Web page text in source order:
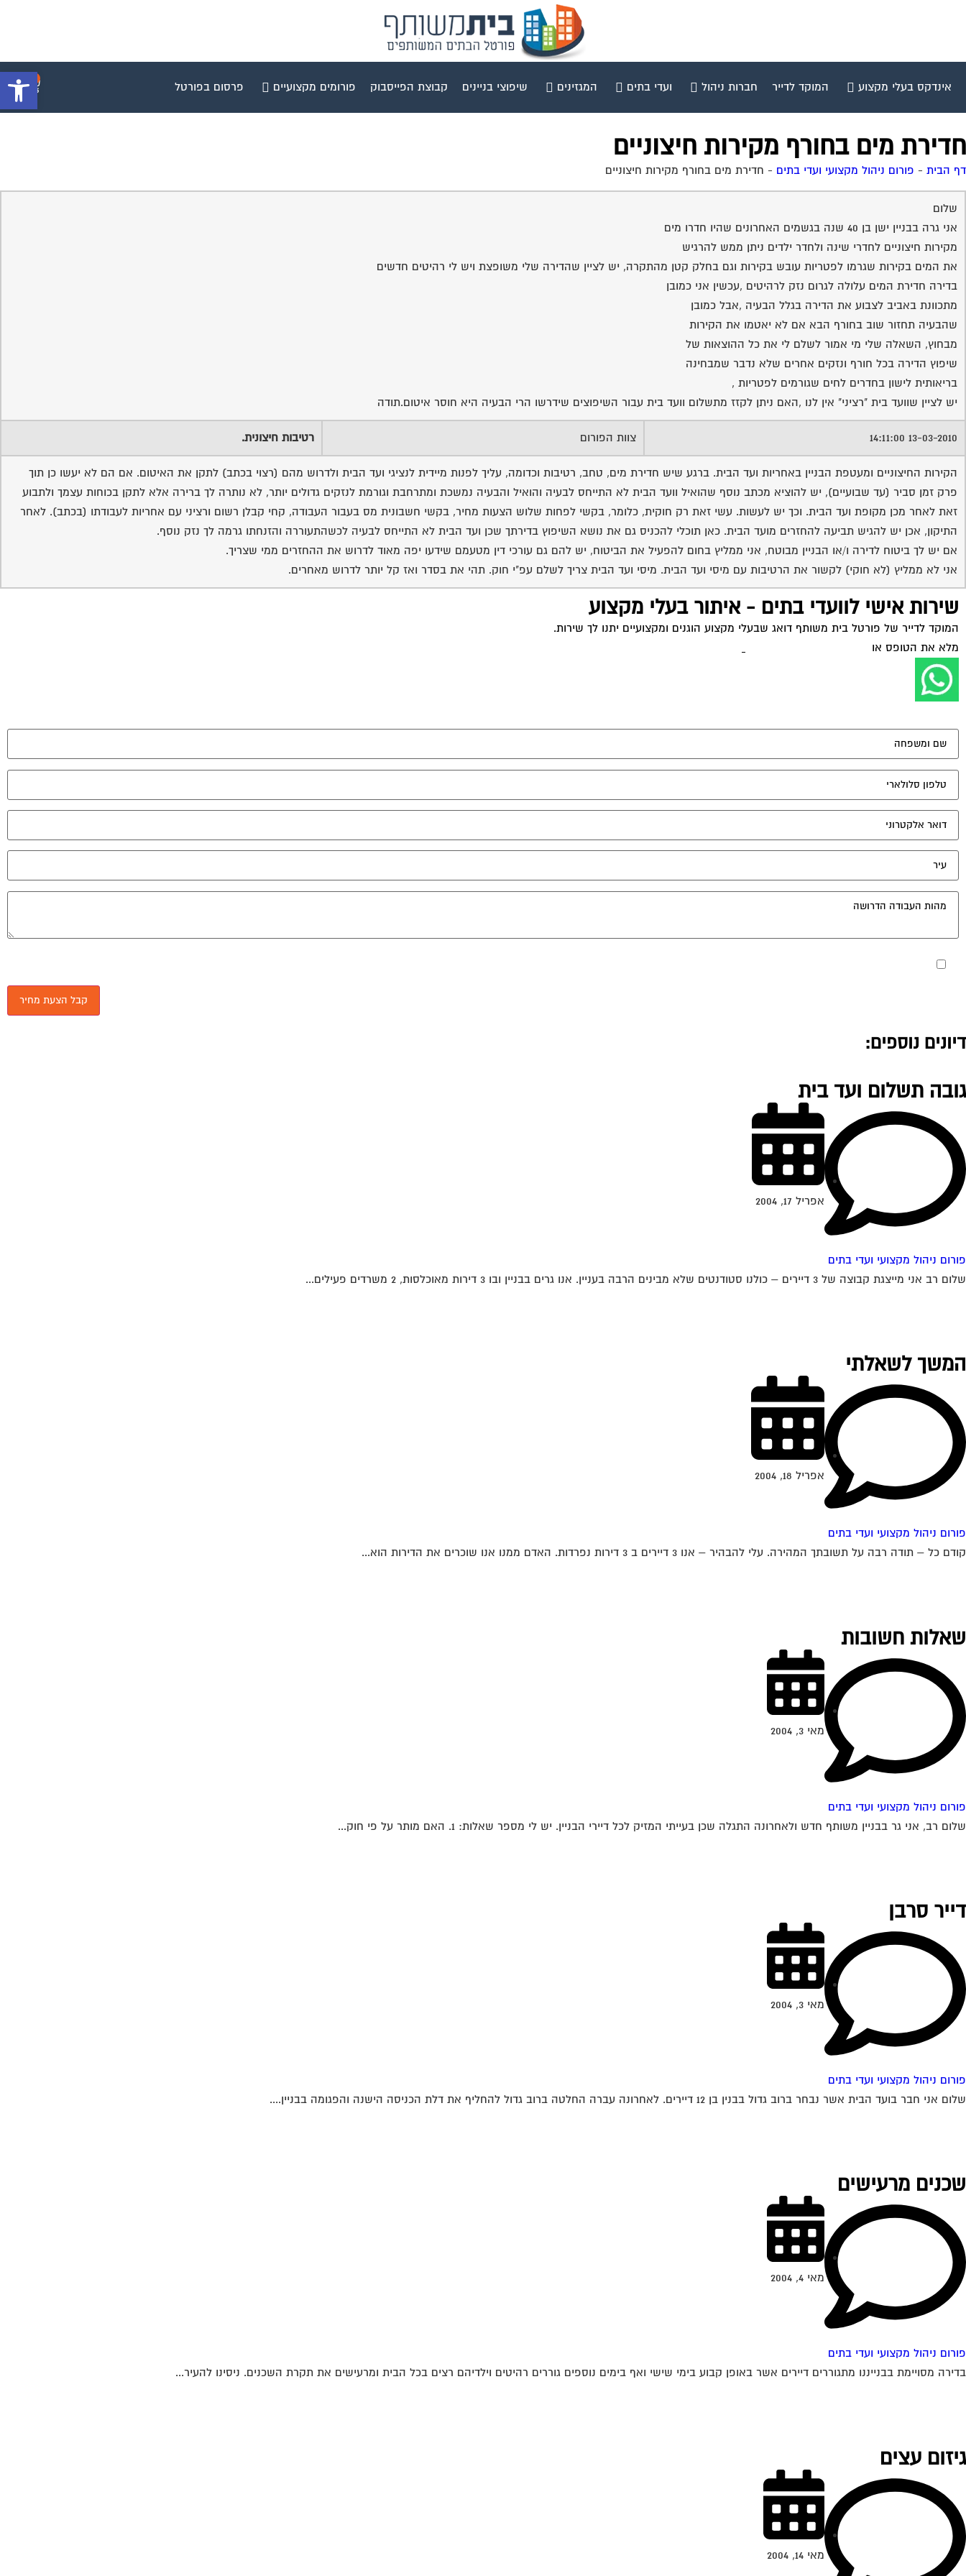
פתח אינדקס בעלי מקצוע המוקד לדייר חברות ניהול ועדי בתים המגזינים שיפוצי בניינים קבוצת הפייסבוק פורומים מקצועיים פרסום בפורטל
חדירת מים בחורף מקירות חיצוניים
דף הבית - פורום ניהול מקצועי ועדי בתים - חדירת מים בחורף מקירות חיצוניים
שלום
אני גרה בבניין ישן בן 40 שנה בגשמים האחרונים שהיו חדרו מים
מקירות חיצוניים לחדרי שינה ולחדר ילדים ניתן ממש להרגיש
את המים בקירות שגרמו לפטריות עובש בקירות וגם בחלק קטן מהתקרה, יש לציין שהדירה שלי משופצת ויש לי רהיטים חדשים
בדירה חדירת המים עלולה לגרום נזק לרהיטים ,עכשין אני כמובן
מתכוונת באביב לצבוע את הדירה בגלל הבעיה ,אבל כמובן
שהבעיה תחזור שוב בחורף הבא אם לא יאטמו את הקירות
מבחוץ, השאלה שלי מי אמור לשלם לי את כל ההוצאות של
שיפוץ הדירה בכל חורף ונזקים אחרים שלא נדבר שמבחינה
בריאותית לישון בחדרים לחים שגורמים לפטריות ,
יש לציין שוועד בית "רציני" אין לנו ,האם ניתן לקזז מתשלום וועד בית עבור השיפוצים שידרשו הרי הבעיה היא חוסר איטום.תודה
13-03-2010 14:11:00 צוות הפורום רטיבות חיצונית.
הקירות החיצוניים ומעטפת הבניין באחריות ועד הבית. ברגע שיש חדירת מים, טחב, רטיבות וכדומה, עליך לפנות מיידית לנציגי ועד הבית ולדרוש מהם (רצוי בכתב) לתקן את האיטום. אם הם לא יעשו כן תוך
פרק זמן סביר (עד שבועיים), יש להוציא מכתב נוסף שהואיל וועד הבית לא התייחס לבעיה והואיל והבעיה נמשכת ומתרחבת וגורמת לנזקים גדולים יותר, לא נותרה לך ברירה אלא לתקן בכוחות עצמך ולתבוע
זאת לאחר מכן מקופת ועד הבית. וכך יש לעשות. עשי זאת רק חוקית, כלומר, בקשי לפחות שלוש הצעות מחיר, בקשי חשבונית מס בעבור העבודה, קחי קבלן רשום ורציני עם אחריות לעבודתו (בכתב). לאחר
התיקון, אכן יש להגיש תביעה להחזרים מועד הבית. כאן תוכלי להכניס גם את נושא השיפוץ בדירתך שכן ועד הבית לא התייחס לבעיה לכשהתעוררה והזנחתו גרמה לך נזק נוסף.
אם יש לך ביטוח לדירה ו/או הבניין מבוטח, אני ממליץ בחום להפעיל את הביטוח, יש להם גם עורכי דין מטעמם שידעו יפה מאוד לדרוש את ההחזרים ממי שצריך.
אני לא ממליץ (לא חוקי) לקשור את הרטיבות עם מיסי ועד הבית. מיסי ועד הבית צריך לשלם עפ"י חוק. תהי את בסדר ואז קל יותר לדרוש מאחרים.
שירות אישי לוועדי בתים - איתור בעלי מקצוע
המוקד לדייר של פורטל בית משותף דואג שבעלי מקצוע הוגנים ומקצועיים יתנו לך שירות.
מלא את הטופס או
דיונים נוספים:
גובה תשלום ועד בית
פורום ניהול מקצועי ועדי בתים
אפריל 17, 2004
שלום רב אני מייצגת קבוצה של 3 דיירים – כולנו סטודנטים שלא מבינים הרבה בעניין. אנו גרים בבניין ובו 3 דירות מאוכלסות, 2 משרדים פעילים...
המשך לשאלתי
פורום ניהול מקצועי ועדי בתים
אפריל 18, 2004
קודם כל – תודה רבה על תשובתך המהירה. עלי להבהיר – אנו 3 דיירים ב 3 דירות נפרדות. האדם ממנו אנו שוכרים את הדירות הוא...
שאלות חשובות
פורום ניהול מקצועי ועדי בתים
מאי 3, 2004
שלום רב, אני גר בבניין משותף חדש ולאחרונה התגלה שכן בעייתי המזיק לכל דיירי הבניין. יש לי מספר שאלות: 1. האם מותר על פי חוק...
דייר סרבן
פורום ניהול מקצועי ועדי בתים
מאי 3, 2004
שלום אני חבר בועד הבית אשר נבחר ברוב גדול בבנין בן 12 דיירים. לאחרונה עברה החלטה ברוב גדול להחליף את דלת הכניסה הישנה והפגומה בבניין....
שכנים מרעישים
פורום ניהול מקצועי ועדי בתים
מאי 4, 2004
בדירה מסויימת בבנייננו מתגוררים דיירים אשר באופן קבוע בימי שישי ואף בימים נוספים גוררים רהיטים וילדיהם רצים בכל הבית ומרעישים את תקרת השכנים. ניסינו להעיר...
גיזום עצים
מאי 14, 2004